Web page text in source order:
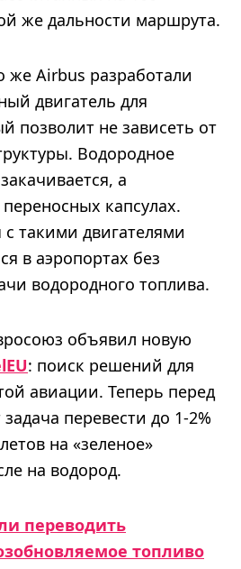
же дальности маршрута.
же Airbus разработали
двигатель для
позволит не зависеть от
Водородное
а
капсулах.
такими двигателями
в аэропортах без
водородного топлива.
объявил новую
: поиск решений для
авиации. Теперь перед
перевести до 1-2%
на «зеленое»
на водород.
переводить
топливо